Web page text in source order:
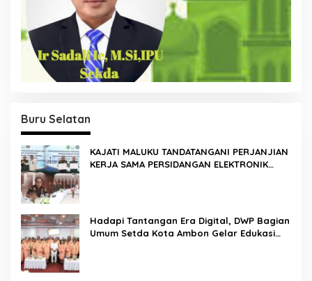
Buru Selatan
KAJATI MALUKU TANDATANGANI PERJANJIAN
KERJA SAMA PERSIDANGAN ELEKTRONIK
Hadapi Tantangan Era Digital, DWP Bagian
Umum Setda Kota Ambon Gelar Edukasi